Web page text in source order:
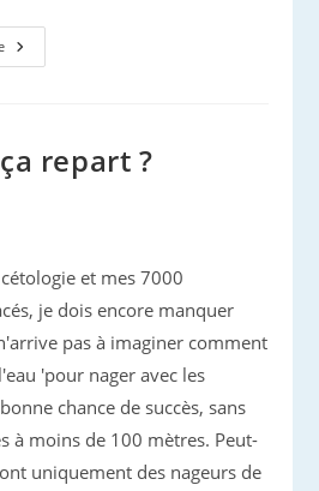
Mortalité
Par
A-
T-
repart ?
et mes 7000
je dois encore manquer
pas à imaginer comment
'pour nager avec les
chance de succès, sans
à moins de 100 mètres. Peut-
uniquement des nageurs de